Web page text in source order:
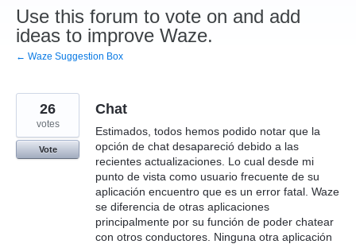
Use this forum to vote on and add
ideas to improve Waze.
← Waze Suggestion Box
Chat
Estimados, todos hemos podido notar que la
opción de chat desapareció debido a las
recientes actualizaciones. Lo cual desde mi
punto de vista como usuario frecuente de su
aplicación encuentro que es un error fatal. Waze
se diferencia de otras aplicaciones
principalmente por su función de poder chatear
con otros conductores. Ninguna otra aplicación
26
votes
Vote